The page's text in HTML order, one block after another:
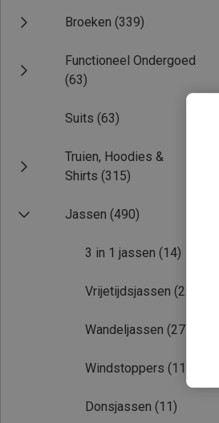
Broeken (339)
Functioneel Ondergoed
(63)
Suits (63)
Truien, Hoodies &
Shirts (315)
Jassen (490)
3 in 1 jassen (14)
Vrijetijdsjassen (22)
Wandeljassen (277)
Windstoppers (11)
Donsjassen (11)